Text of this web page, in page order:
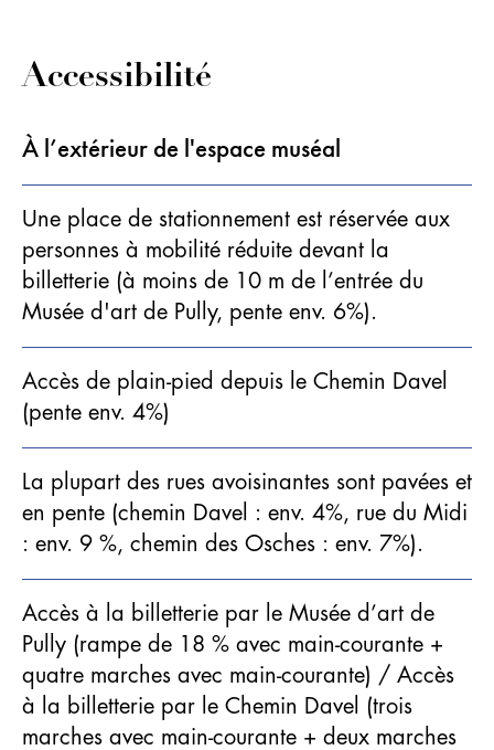
Accessibilité
À l’extérieur de l'espace muséal
Une place de stationnement est réservée aux
personnes à mobilité réduite devant la
billetterie (à moins de 10 m de l’entrée du
Musée d'art de Pully, pente env. 6%).
Accès de plain-pied depuis le Chemin Davel
(pente env. 4%)
La plupart des rues avoisinantes sont pavées et
en pente (chemin Davel : env. 4%, rue du Midi
: env. 9 %, chemin des Osches : env. 7%).
Accès à la billetterie par le Musée d’art de
Pully (rampe de 18 % avec main-courante +
quatre marches avec main-courante) / Accès
à la billetterie par le Chemin Davel (trois
marches avec main-courante + deux marches